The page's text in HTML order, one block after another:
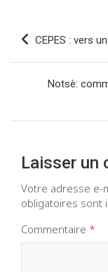
o
k
A
p
Navigation
CEPES : vers
Notsè:
Laisser un
Votre adresse e-
obligatoires sont
Commentaire *